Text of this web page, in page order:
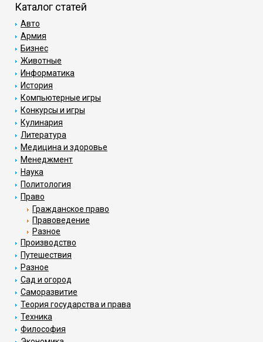
Каталог статей
Авто
Армия
Бизнес
Животные
Информатика
История
Компьютерные игры
Конкурсы и игры
Кулинария
Литература
Медицина и здоровье
Менеджмент
Наука
Политология
Право
Гражданское право
Правоведение
Разное
Производство
Путешествия
Разное
Сад и огород
Саморазвитие
Теория государства и права
Техника
Философия